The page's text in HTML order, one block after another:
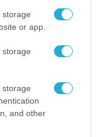
storage
or app.
storage
storage
and other
υπέβαλαν
την
για τον
τα
σε
πληρωμή,
κριθούν